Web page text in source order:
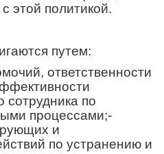
этой политикой.
путем:
ответственности
сотрудника по
процессами;-
и
по устранению и